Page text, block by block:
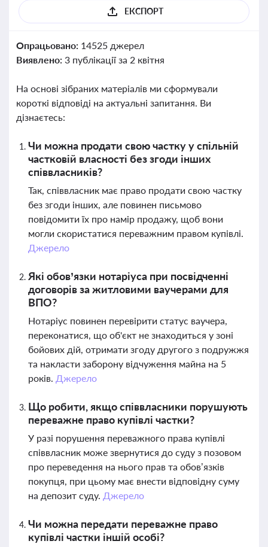
ЕКСПОРТ
Опрацьовано: 14525 джерел
Виявлено: 3 публікації за 2 квітня
На основі зібраних матеріалів ми сформували
короткі відповіді на актуальні запитання. Ви
дізнаєтесь:
Чи можна продати свою частку у спільній
частковій власності без згоди інших
співвласників?
Так, співвласник має право продати свою частку
без згоди інших, але повинен письмово
повідомити їх про намір продажу, щоб вони
могли скористатися переважним правом купівлі.
Джерело
Які обов’язки нотаріуса при посвідченні
договорів за житловими ваучерами для
ВПО?
Нотаріус повинен перевірити статус ваучера,
переконатися, що об'єкт не знаходиться у зоні
бойових дій, отримати згоду другого з подружжя
та накласти заборону відчуження майна на 5
років. Джерело
Що робити, якщо співвласники порушують
переважне право купівлі частки?
У разі порушення переважного права купівлі
співвласник може звернутися до суду з позовом
про переведення на нього прав та обов’язків
покупця, при цьому має внести відповідну суму
на депозит суду. Джерело
Чи можна передати переважне право
купівлі частки іншій особі?